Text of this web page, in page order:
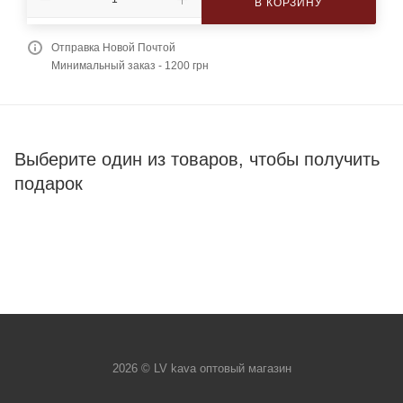
В КОРЗИНУ
Отправка Новой Почтой
Минимальный заказ - 1200 грн
Выберите один из товаров, чтобы получить
подарок
2026 © LV kava оптовый магазин